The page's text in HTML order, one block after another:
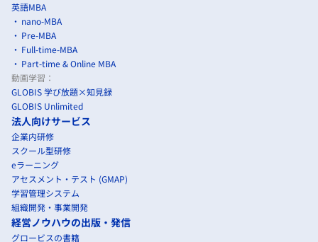
英語MBA
nano-MBA
Pre-MBA
Full-time-MBA
Part-time & Online MBA
動画学習：
GLOBIS 学び放題×知見録
GLOBIS Unlimited
法人向けサービス
企業内研修
スクール型研修
eラーニング
アセスメント・テスト (GMAP)
学習管理システム
組織開発・事業開発
経営ノウハウの出版・発信
グロービスの書籍